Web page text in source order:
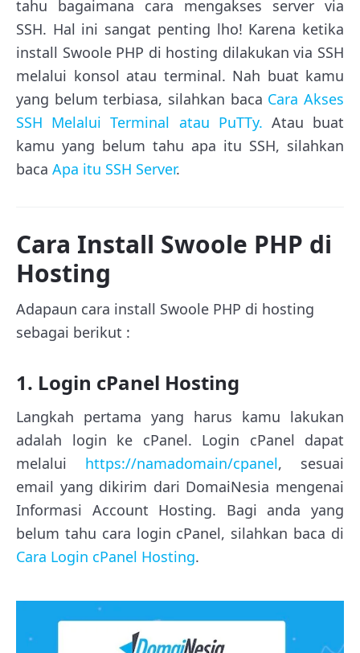
tahu bagaimana cara mengakses server via
SSH. Hal ini sangat penting lho! Karena ketika
install Swoole PHP di hosting dilakukan via SSH
melalui konsol atau terminal. Nah buat kamu
yang belum terbiasa, silahkan baca Cara Akses
SSH Melalui Terminal atau PuTTy. Atau buat
kamu yang belum tahu apa itu SSH, silahkan
baca Apa itu SSH Server.
Cara Install Swoole PHP di
Hosting
Adapaun cara install Swoole PHP di hosting
sebagai berikut :
1. Login cPanel Hosting
Langkah pertama yang harus kamu lakukan
adalah login ke cPanel. Login cPanel dapat
melalui https://namadomain/cpanel, sesuai
email yang dikirim dari DomaiNesia mengenai
Informasi Account Hosting. Bagi anda yang
belum tahu cara login cPanel, silahkan baca di
Cara Login cPanel Hosting.